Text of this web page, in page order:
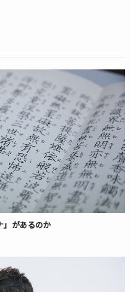
」があるのか